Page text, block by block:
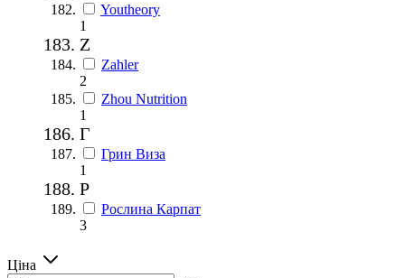
Youtheory
1
Z
Zahler
2
Zhou Nutrition
1
Г
Грин Виза
1
Р
Рослина Карпат
3
Ціна